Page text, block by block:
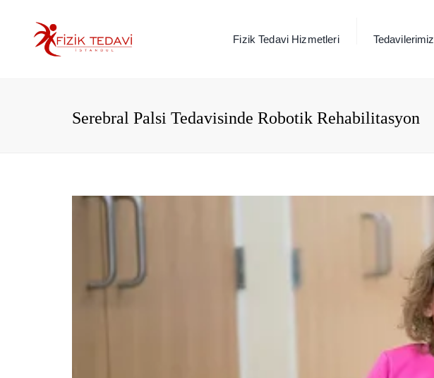
Fizik Tedavi Hizmetleri Tedavilerimiz
Serebral Palsi Tedavisinde Robotik Rehabilitasyon